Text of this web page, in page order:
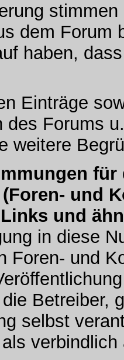
dem Forum
haben,
Einträge
des Forums
weitere
und
und
in diese
Foren- und
Betreiber,
selbst
verbindlich